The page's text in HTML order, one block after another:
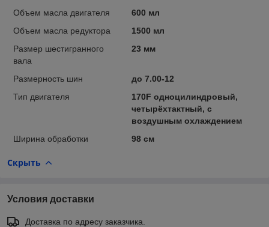
Объем масла двигателя
600 мл
Объем масла редуктора
1500 мл
Размер шестигранного
вала
23 мм
Размерность шин
до 7.00-12
Тип двигателя
170F одноцилиндровый,
четырёхтактный, с
воздушным охлаждением
Ширина обработки
98 см
Скрыть
Условия доставки
Доставка по адресу заказчика.